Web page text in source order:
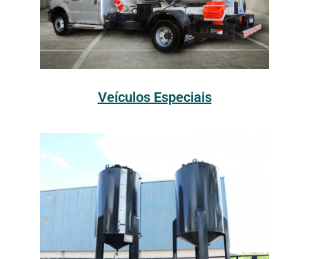
Veículos Especiais